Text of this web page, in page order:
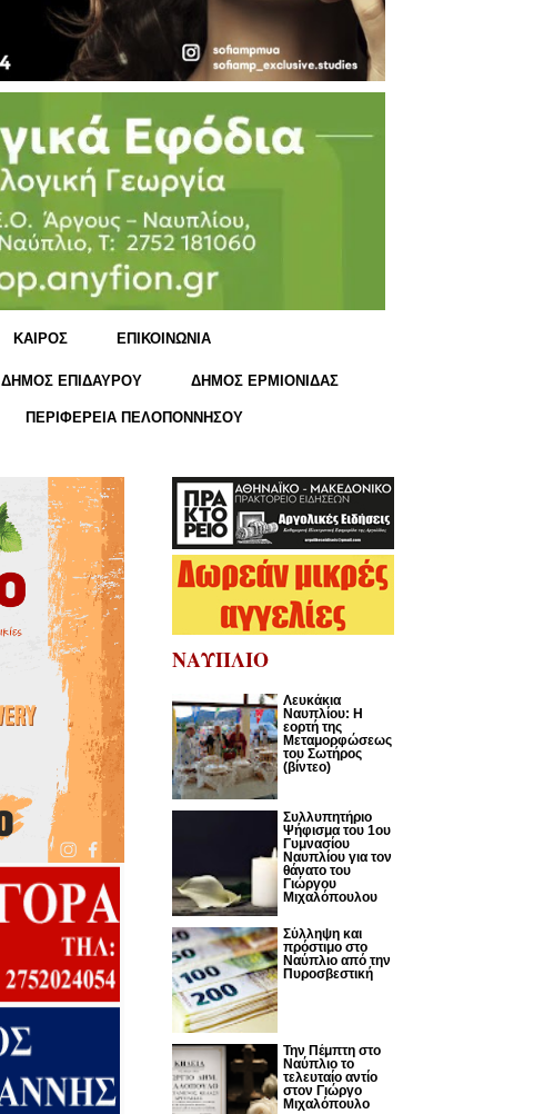
KΑΙΡΟΣ ΕΠΙΚΟΙΝΩΝΙΑ
ΔΗΜΟΣ ΕΠΙΔΑΥΡΟΥ ΔΗΜΟΣ ΕΡΜΙΟΝΙΔΑΣ
ΠΕΡΙΦΕΡΕΙΑ ΠΕΛΟΠΟΝΝΗΣΟΥ
ΝΑΥΠΛΙΟ
Λευκάκια
Ναυπλίου: Η
εορτή της
Μεταμορφώσεως
του Σωτήρος
(βίντεο)
Συλλυπητήριο
Ψήφισμα του 1ου
Γυμνασίου
Ναυπλίου για τον
θάνατο του
Γιώργου
Μιχαλόπουλου
Σύλληψη και
πρόστιμο στο
Ναύπλιο από την
Πυροσβεστική
Την Πέμπτη στο
Ναύπλιο το
τελευταίο αντίο
στον Γιώργο
Μιχαλόπουλο